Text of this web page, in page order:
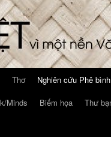
Thơ Nghiên cứu Phê bình
Minds Biếm họa Thư